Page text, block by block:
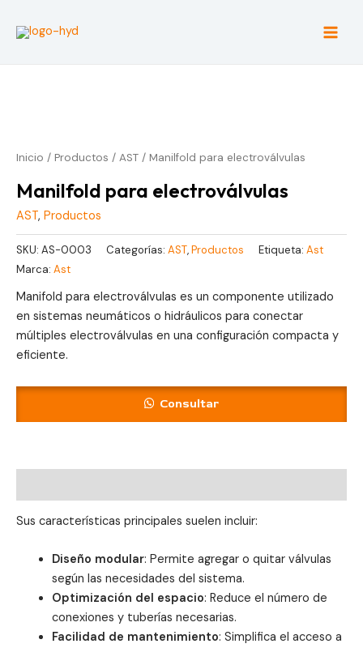
Main
Inicio / Productos / AST / Manilfold para electroválvulas
Manilfold para electroválvulas
AST, Productos
SKU: AS-0003 Categorías: AST,Productos Etiqueta: Ast
Marca: Ast
Manifold para electroválvulas es un componente utilizado
en sistemas neumáticos o hidráulicos para conectar
múltiples electroválvulas en una configuración compacta y
eficiente.
Consultar
Sus características principales suelen incluir:
Diseño modular: Permite agregar o quitar válvulas
según las necesidades del sistema.
Optimización del espacio: Reduce el número de
conexiones y tuberías necesarias.
Facilidad de mantenimiento: Simplifica el acceso a